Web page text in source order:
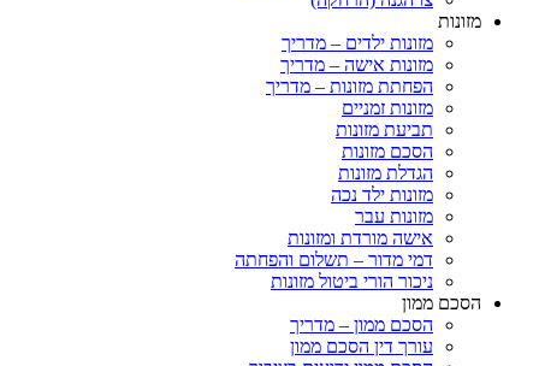
מזונות
מזונות ילדים – מדריך
מזונות אישה – מדריך
הפחתת מזונות – מדריך
מזונות זמניים
תביעת מזונות
הסכם מזונות
הגדלת מזונות
מזונות ילד נכה
מזונות עבר
אישה מורדת ומזונות
דמי מדור – תשלום והפחתה
ניכור הורי ביטול מזונות
הסכם ממון
הסכם ממון – מדריך
עורך דין הסכם ממון